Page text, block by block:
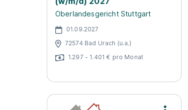
Oberlandesgericht Stuttgart
01.09.2027
72574 Bad Urach (u.a.)
1.297 - 1.401 € pro Monat